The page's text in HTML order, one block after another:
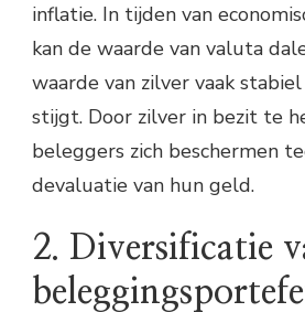
inflatie. In tijden van
kan de waarde van valuta
waarde van zilver vaak
stijgt. Door zilver in bezit te
beleggers zich beschermen
devaluatie van hun geld.
2. Diversificatie